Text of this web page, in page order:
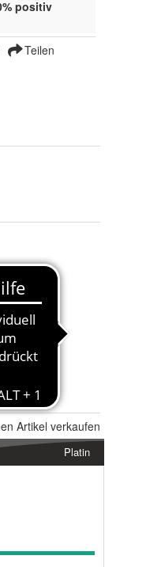
positiv
Teilen
Artikel verkaufen
Platin